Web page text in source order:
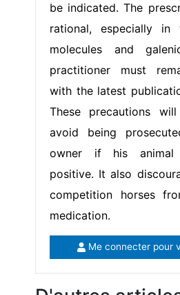
be indicated. The
rational, especially
molecules and
practitioner must
with the latest
These precautions
avoid being
owner if his animal
positive. It also
competition horses
medication.
Me connecter pour